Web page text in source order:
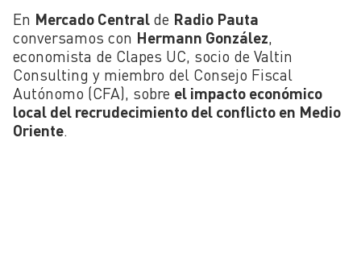
En Mercado Central de Radio Pauta
conversamos con Hermann González
economista de Clapes UC, socio de Valtin
Consulting y miembro del Consejo Fiscal
Autónomo (CFA), sobre el impacto económico
local del recrudecimiento del conflicto en Medio
Oriente